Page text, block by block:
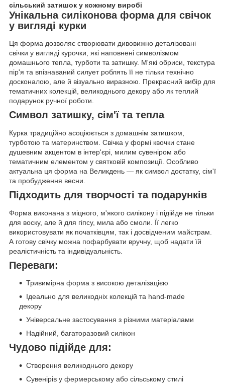
сільський затишок у кожному виробі
Унікальна силіконова форма для свічок
у вигляді курки
Ця форма дозволяє створювати дивовижно деталізовані
свічки у вигляді курочки, які наповнені символізмом
домашнього тепла, турботи та затишку. М'які обриси, текстура
пір'я та впізнаваний силует роблять її не тільки технічно
досконалою, але й візуально виразною. Прекрасний вибір для
тематичних колекцій, великоднього декору або як теплий
подарунок ручної роботи.
Символ затишку, сім'ї та тепла
Курка традиційно асоціюється з домашнім затишком,
турботою та материнством. Свічка у формі квочки стане
душевним акцентом в інтер'єрі, милим сувеніром або
тематичним елементом у святковій композиції. Особливо
актуальна ця форма на Великдень — як символ достатку, сім'ї
та пробудження весни.
Підходить для творчості та подарунків
Форма виконана з міцного, м'якого силікону і підійде не тільки
для воску, але й для гіпсу, мила або смоли. Її легко
використовувати як початківцям, так і досвідченим майстрам.
А готову свічку можна пофарбувати вручну, щоб надати їй
реалістичність та індивідуальність.
Переваги:
Тривимірна форма з високою деталізацією
Ідеально для великодніх колекцій та hand-made
декору
Універсальне застосування з різними матеріалами
Надійний, багаторазовий силікон
Чудово підійде для:
Створення великоднього декору
Сувенірів у фермерському або сільському стилі